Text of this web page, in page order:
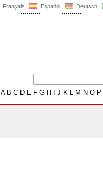
Français Español Deutsch
AB C D E F G H J K L M N O P